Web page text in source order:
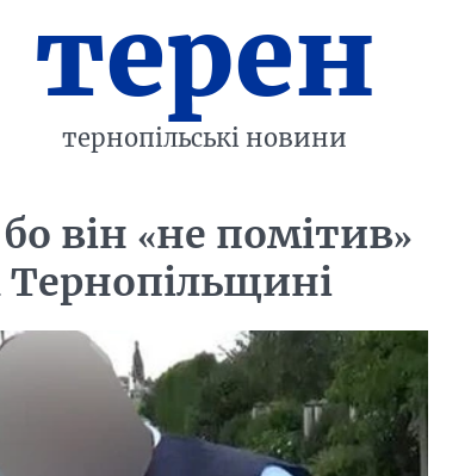
терен
тернопільські новини
він «не помітив»
Тернопільщині